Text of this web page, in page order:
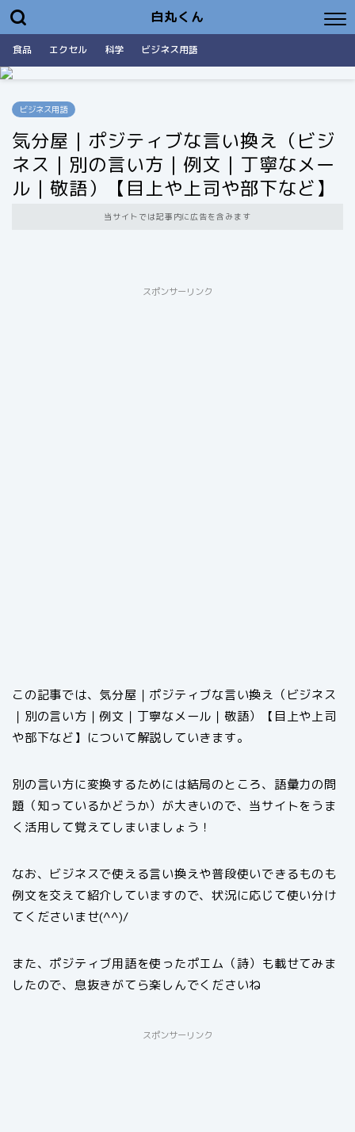
白丸くん
食品 エクセル 科学 ビジネス用語
ビジネス用語
気分屋｜ポジティブな言い換え（ビジ
ネス｜別の言い方｜例文｜丁寧なメー
ル｜敬語）【目上や上司や部下など】
当サイトでは記事内に広告を含みます
スポンサーリンク
この記事では、気分屋｜ポジティブな言い換え（ビジネス
｜別の言い方｜例文｜丁寧なメール｜敬語）【目上や上司
や部下など】について解説していきます。
別の言い方に変換するためには結局のところ、語彙力の問
題（知っているかどうか）が大きいので、当サイトをうま
く活用して覚えてしまいましょう！
なお、ビジネスで使える言い換えや普段使いできるものも
例文を交えて紹介していますので、状況に応じて使い分け
てくださいませ(^^)/
また、ポジティブ用語を使ったポエム（詩）も載せてみま
したので、息抜きがてら楽しんでくださいね
スポンサーリンク